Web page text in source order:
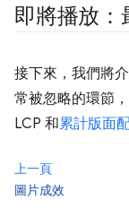
即將播放：
接下來，我們將
常被忽略的環節
LCP 和累計版面
上一頁
圖片成效